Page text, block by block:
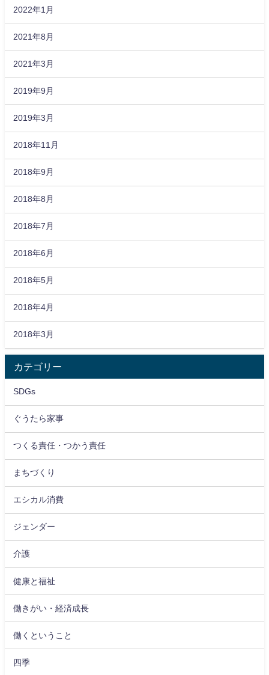
2022年1月
2021年8月
2021年3月
2019年9月
2019年3月
2018年11月
2018年9月
2018年8月
2018年7月
2018年6月
2018年5月
2018年4月
2018年3月
カテゴリー
SDGs
ぐうたら家事
つくる責任・つかう責任
まちづくり
エシカル消費
ジェンダー
介護
健康と福祉
働きがい・経済成長
働くということ
四季